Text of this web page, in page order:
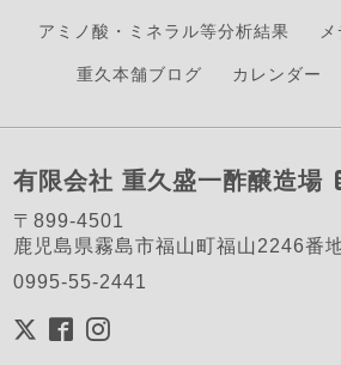
アミノ酸・ミネラル等分析結果
重久本舗ブログ カレンダー
有限会社 重久盛一酢醸造場
〒899-4501
鹿児島県霧島市福山町福山2246番地
0995-55-2441